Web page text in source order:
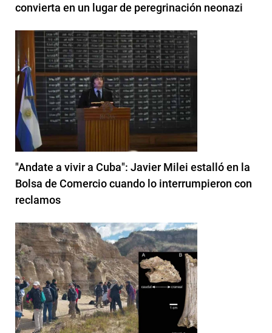
convierta en un lugar de peregrinación neonazi
"Andate a vivir a Cuba": Javier Milei estalló en la
Bolsa de Comercio cuando lo interrumpieron con
reclamos